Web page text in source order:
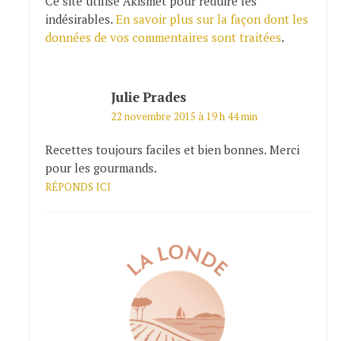
indésirables. En savoir plus sur la façon dont les
données de vos commentaires sont traitées.
Julie Prades
22 novembre 2015 à 19 h 44 min
Recettes toujours faciles et bien bonnes. Merci
pour les gourmands.
RÉPONDS ICI